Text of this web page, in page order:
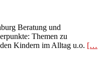
Beratung und
Themen zu
Kindern im Alltag u.o. […